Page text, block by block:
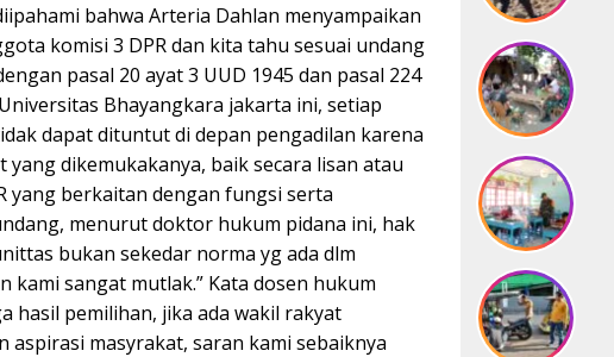
bahwa Arteria Dahlan menyampaikan
komisi 3 DPR dan kita tahu sesuai undang
pasal 20 ayat 3 UUD 1945 dan pasal 224
Bhayangkara jakarta ini, setiap
dapat dituntut di depan pengadilan karena
dikemukakanya, baik secara lisan atau
yang berkaitan dengan fungsi serta
menurut doktor hukum pidana ini, hak
bukan sekedar norma yg ada dlm
sangat mutlak.” Kata dosen hukum
hasil pemilihan, jika ada wakil rakyat
masyrakat, saran kami sebaiknya